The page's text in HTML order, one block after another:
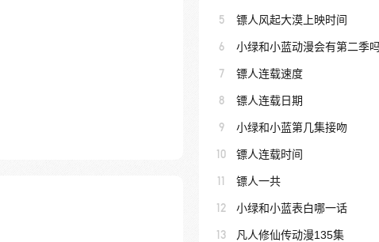
5 镖人风起大漠上映时间
6 小绿和小蓝动漫会有第二季
7 镖人连载速度
8 镖人连载日期
9 小绿和小蓝第几集接吻
10 镖人连载时间
11 镖人一共
12 小绿和小蓝表白哪一话
13 凡人修仙传动漫135集